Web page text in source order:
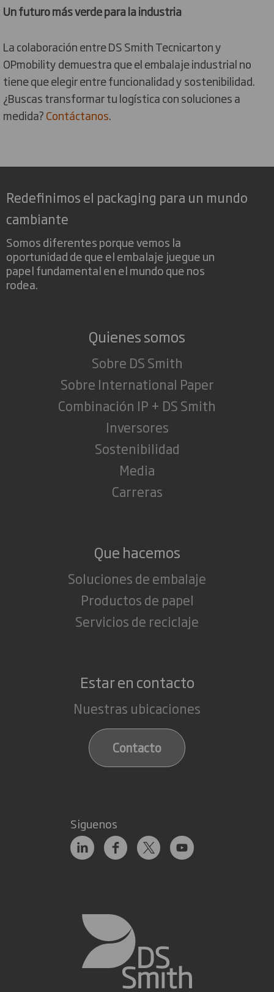
Un futuro más verde para la industria
La colaboración entre DS Smith Tecnicarton y
OPmobility demuestra que el embalaje industrial no
tiene que elegir entre funcionalidad y sostenibilidad.
¿Buscas transformar tu logística con soluciones a
medida?Contáctanos.
Redefinimos el packaging para un mundo
cambiante
Somos diferentes porque vemos la
oportunidad de que el embalaje juegue un
papel fundamental en el mundo que nos
rodea.
Quienes somos
Sobre DS Smith
Sobre International Paper
Combinación IP + DS Smith
Inversores
Sostenibilidad
Media
Carreras
Que hacemos
Soluciones de embalaje
Productos de papel
Servicios de reciclaje
Estar en contacto
Nuestras ubicaciones
Contacto
Siguenos